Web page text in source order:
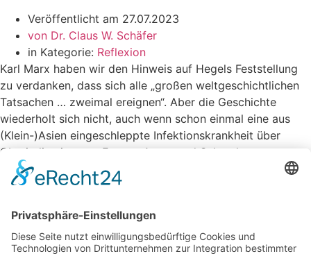
Veröffentlicht am 27.07.2023
von Dr. Claus W. Schäfer
in Kategorie: Reflexion
Karl Marx haben wir den Hinweis auf Hegels Feststellung
zu verdanken, dass sich alle „großen weltgeschichtlichen
Tatsachen … zweimal ereignen“. Aber die Geschichte
wiederholt sich nicht, auch wenn schon einmal eine aus
(Klein-)Asien eingeschleppte Infektionskrankheit über
Oberitalien in ganz Europa Angst und Schrecken
verbreitete. Der in den Medien auftauchende Vergleich der
aktuellen Corona-Krise mit der Pest-Epidemie Mitte des 14.
jeder Hinsicht grundlegend verändert hat. Schon der
Übergang vom vermeintlich „dunklen“ Mittelalter in die
„aufgeklärtere“ Neuzeit führte in ganz andere Zeiten, vom